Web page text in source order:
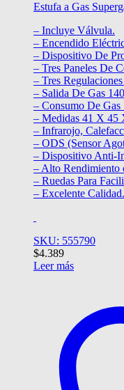
Estufa a Gas
– Incluye Válvula.
– Encendido
– Dispositivo De
– Tres Paneles De
– Tres
– Salida De Gas
– Consumo De
– Medidas 41 X 45
– Infrarojo,
– ODS (Sensor
– Dispositivo Anti-
– Alto Rendimiento
– Ruedas Para
– Excelente Calidad.
SKU: 555790
$4.389
Leer más